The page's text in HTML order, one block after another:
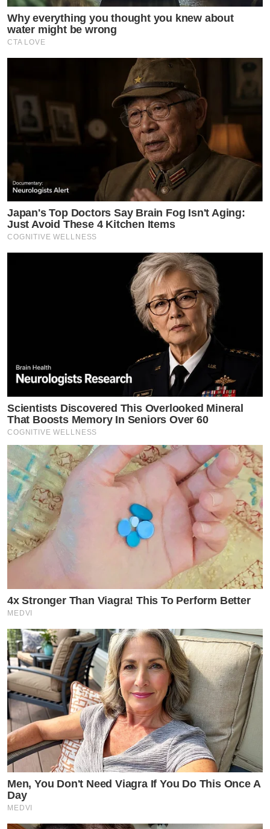
Why everything you thought you knew about
water might be wrong
CTA LOVE
Japan's Top Doctors Say Bra​in Fo​g Isn't Aging:
Just Avoid These 4 Kitchen Items
COGNITIVE WELLNESS
Scientists Discovered This Overlooked Mineral
That Boosts Memory In Seniors Over 60
COGNITIVE WELLNESS
4x Stronger Than Viagra! This To Perform Better
MEDVI
Men, You Don't Need Viagra If You Do This Once A
Day
MEDVI